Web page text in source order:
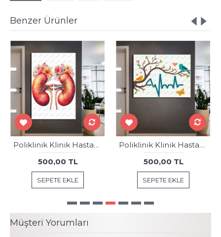
Benzer Ürünler
Poliklinik Klinik Hastane Dekorasyonu Medikal Hastane Tablosu hst180
500,00 TL
SEPETE EKLE
Poliklinik Klinik Hastane Dekorasyonu Medikal Hastane Tabloları hst196
500,00 TL
SEPETE EKLE
Müşteri Yorumları